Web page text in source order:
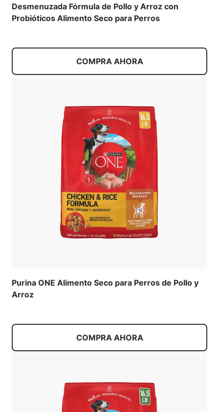
Desmenuzada Fórmula de Pollo y Arroz con
Probióticos Alimento Seco para Perros
COMPRA AHORA
Purina ONE Alimento Seco para Perros de Pollo y
Arroz
COMPRA AHORA